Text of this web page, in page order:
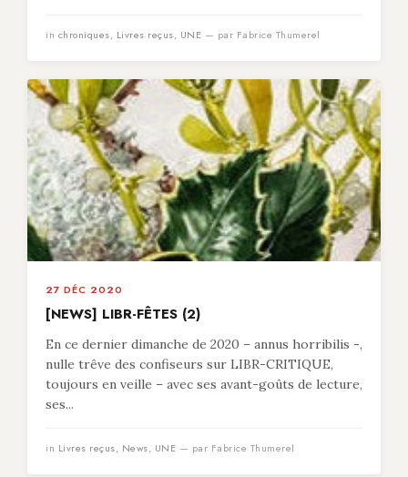
in chroniques, Livres reçus, UNE — par Fabrice Thumerel
27 DÉC 2020
[NEWS] LIBR-FÊTES (2)
En ce dernier dimanche de 2020 – annus horribilis -,
nulle trêve des confiseurs sur LIBR-CRITIQUE,
toujours en veille – avec ses avant-goûts de lecture,
ses...
in Livres reçus, News, UNE — par Fabrice Thumerel